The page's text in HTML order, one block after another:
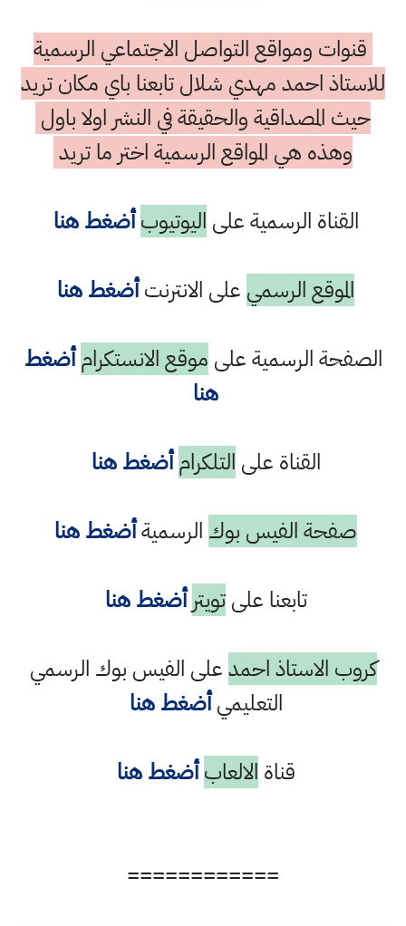
قنوات ومواقع التواصل الاجتماعي الرسمية
للاستاذ احمد مهدي شلال تابعنا باي مكان تريد
حيث المصداقية والحقيقة في النشر اولا باول
وهذه هي المواقع الرسمية اختر ما تريد
القناة الرسمية على اليوتيوب أضغط هنا
الموقع الرسمي على الانترنتأضغط هنا
الصفحة الرسمية على موقع الانستكرام أضغط
هنا
القناة على التلكرام أضغط هنا
صفحة الفيس بوك الرسميةأضغط هنا
تابعنا علىتويتر أضغط هنا
كروب الاستاذ احمدعلى الفيس بوك الرسمي
التعليميأضغط هنا
قناة الالعاب أضغط هنا
============